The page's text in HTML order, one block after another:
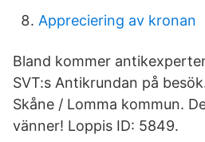
Appreciering av kronan
Bland kommer
SVT:s Antikrundan på
Skåne / Lomma kommun.
vänner! Loppis ID: 5849.